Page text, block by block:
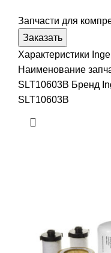
Запчасти для
Заказать
Характеристики
Наименование
SLT10603B Бренд
SLT10603B